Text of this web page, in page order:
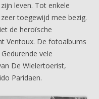
leven. Tot enkele
toegewijd mee bezig.
de heroïsche
Ventoux. De fotoalbums
vele
De Wielertoerist,
Paridaen.